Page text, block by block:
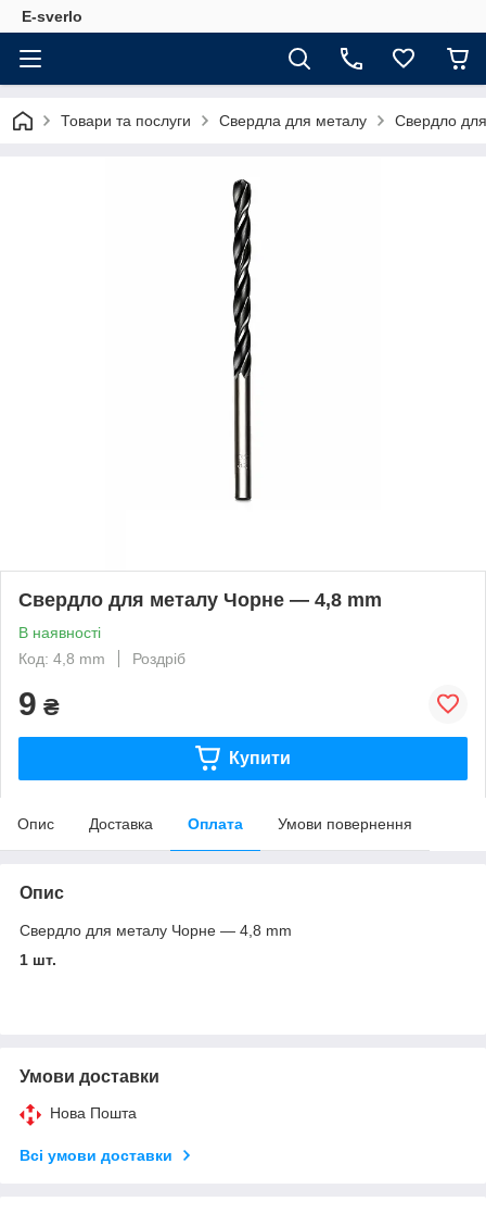
E-sverlo
Товари та послуги Свердла для металу Свердло
Свердло для металу Чорне — 4,8 mm
В наявності
Код: 4,8 mm
Роздріб
9 ₴
Купити
Опис Доставка Оплата Умови повернення
Опис
Свердло для металу Чорне — 4,8 mm
1 шт.
Умови доставки
Нова Пошта
Всі умови доставки